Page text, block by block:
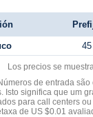
45
Los precios se
de entrada
Isto significa que um
para call centers
de US $0.01